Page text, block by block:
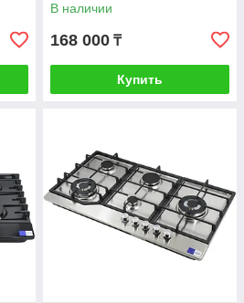
В наличии
168 000 ₸
Купить